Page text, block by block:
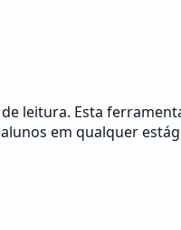
leitura. Esta
em qualquer